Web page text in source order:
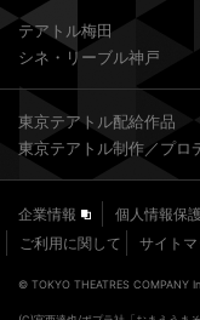
テアトル梅田
シネ・リーブル神戸
東京テアトル配給作品
東京テアトル制作／プロ
企業情報 個人情報保
ご利用に関して
サイト
© TOKYO THEATRES COMPANY